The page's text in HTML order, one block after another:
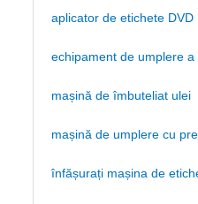
aplicator de etichete DVD
echipament de umplere a
mașină de îmbuteliat ulei
mașină de umplere cu
înfășurați mașina de